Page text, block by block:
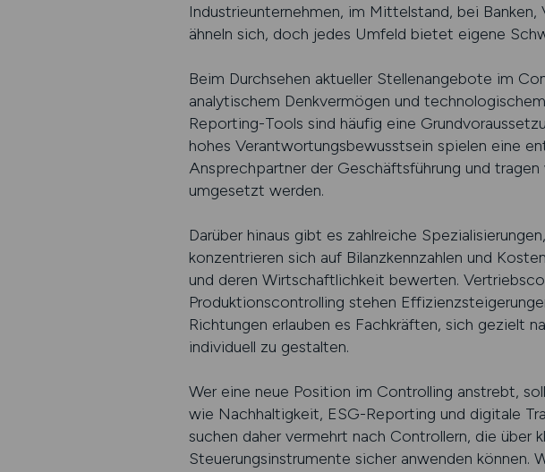
Industrieunternehmen, im Mittelstand, bei
ähneln sich, doch jedes Umfeld bietet eigene
Beim Durchsehen aktueller Stellenangebote im
analytischem Denkvermögen und
Reporting-Tools sind häufig eine
hohes Verantwortungsbewusstsein spielen eine
Ansprechpartner der Geschäftsführung und
umgesetzt werden.
Darüber hinaus gibt es zahlreiche
konzentrieren sich auf Bilanzkennzahlen und
und deren Wirtschaftlichkeit bewerten.
Produktionscontrolling stehen
Richtungen erlauben es Fachkräften, sich gezielt
individuell zu gestalten.
Wer eine neue Position im Controlling anstrebt,
wie Nachhaltigkeit, ESG-Reporting und digitale
suchen daher vermehrt nach Controllern, die über
Steuerungsinstrumente sicher anwenden können.